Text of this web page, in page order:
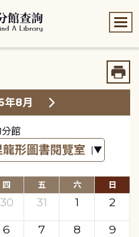
8月
館
四 五 六 日
30 31 1
2
6 7 8
9